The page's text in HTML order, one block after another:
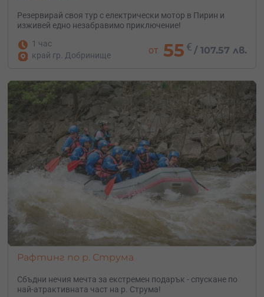
Резервирай своя тур с електрически мотор в Пирин и
изживей едно незабравимо приключение!
1 час
край гр. Добринище
от 55 € / 107.57 лв.
Рафтинг по р. Струма
Сбъдни нечия мечта за екстремен подарък - спускане по
най-атрактивната част на р. Струма!